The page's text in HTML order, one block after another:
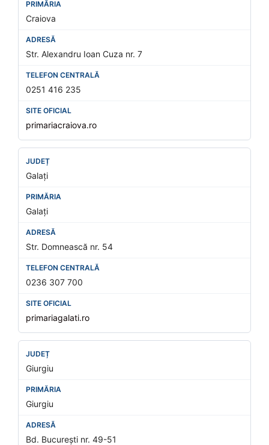
Craiova
Str. Alexandru Ioan Cuza nr. 7
0251 416 235
primariacraiova.ro
Galați
Galați
Str. Domnească nr. 54
0236 307 700
primariagalati.ro
Giurgiu
Giurgiu
Bd. București nr. 49-51